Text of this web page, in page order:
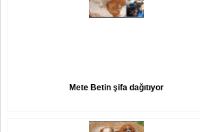
Mete Betin şifa dağıtıyor